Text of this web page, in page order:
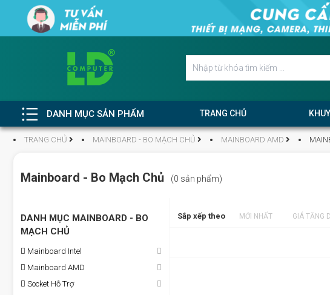
DANH MỤC SẢN PHẨM TRANG CHỦ
TRANG CHỦ MAINBOARD - BO MẠCH CHỦ MAINBOARD AMD
Mainboard - Bo Mạch Chủ (0 sản phẩm)
DANH MỤC MAINBOARD - BO
MẠCH CHỦ
Mainboard Intel
Mainboard AMD
Socket Hỗ Trợ
Sắp xếp theo MỚI NHẤT GIÁ TĂNG